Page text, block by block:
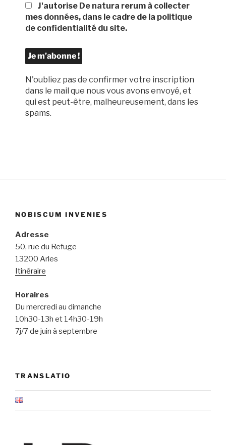
J'autorise De natura rerum à collecter
mes données, dans le cadre de la politique
de confidentialité du site.
N'oubliez pas de confirmer votre inscription
dans le mail que nous vous avons envoyé, et
qui est peut-être, malheureusement, dans les
spams.
NOBISCUM INVENIES
Adresse
50, rue du Refuge
13200 Arles
Itinéraire
Horaires
Du mercredi au dimanche
10h30-13h et 14h30-19h
7j/7 de juin à septembre
TRANSLATIO